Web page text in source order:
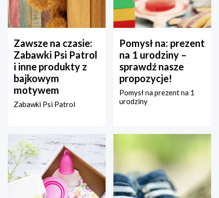
Zawsze na czasie:
Zabawki Psi Patrol
i inne produkty z
bajkowym
motywem
Zabawki Psi Patrol
Pomysł na: prezent
na 1 urodziny –
sprawdź nasze
propozycje!
Pomysł na prezent na 1
urodziny